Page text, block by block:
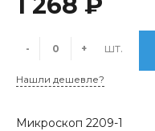
- + шт.
Нашли дешевле?
Микроскоп 2209-1